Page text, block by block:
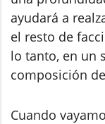
ayudará a
el resto de
lo tanto, en un
composición
Cuando